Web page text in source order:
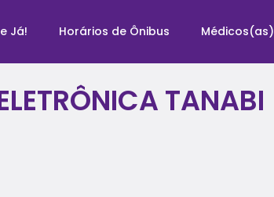
Já! Horários de Ônibus Médicos(as)
TANABI